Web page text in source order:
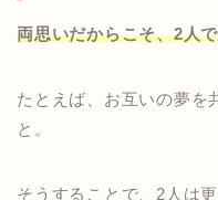
両思いだからこそ、2人
たとえば、お互いの夢を
と。
そうすることで、2人は